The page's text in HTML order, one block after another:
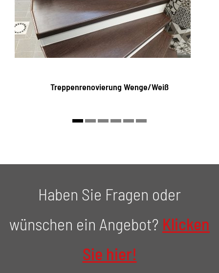
Treppenrenovierung Wenge/Weiß
Haben Sie Fragen oder
wünschen ein Angebot? Klicken
Sie hier!